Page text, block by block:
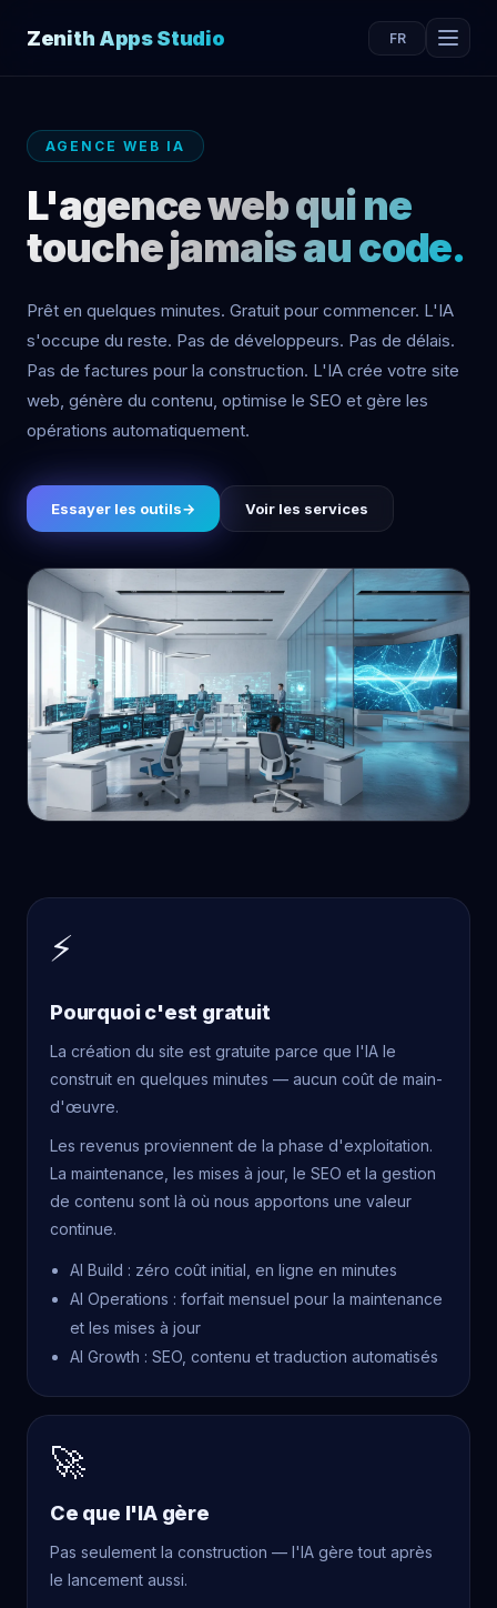
Zenith Apps Studio FR
AGENCE WEB IA
L'agence web qui ne
touche jamais au code.
Prêt en quelques minutes. Gratuit pour commencer. L'IA
s'occupe du reste. Pas de développeurs. Pas de délais.
Pas de factures pour la construction. L'IA crée votre site
web, génère du contenu, optimise le SEO et gère les
opérations automatiquement.
Essayer les outils→ Voir les services
⚡
Pourquoi c'est gratuit
La création du site est gratuite parce que l'IA le
construit en quelques minutes — aucun coût de main-
d'œuvre.
Les revenus proviennent de la phase d'exploitation.
La maintenance, les mises à jour, le SEO et la gestion
de contenu sont là où nous apportons une valeur
continue.
AI Build : zéro coût initial, en ligne en minutes
AI Operations : forfait mensuel pour la maintenance
et les mises à jour
AI Growth : SEO, contenu et traduction automatisés
🚀
Ce que l'IA gère
Pas seulement la construction — l'IA gère tout après
le lancement aussi.